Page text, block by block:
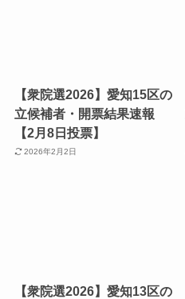
【衆院選2026】愛知15区の
立候補者・開票結果速報
【2月8日投票】
2026年2月2日
【衆院選2026】愛知13区の